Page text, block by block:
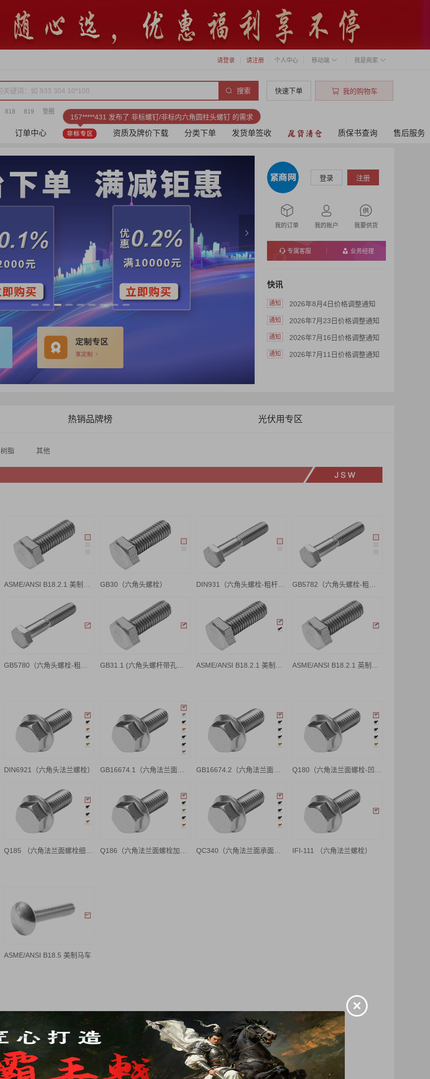
请登录 请注册 个人中心 移动端 我是商家
搜索 快速下单 我的购物车
818 819 垫圈
订单中心
157*****431 发布了 非标螺钉/非标内六角圆柱头螺钉 的需求
资质及牌价下载 分类下单 发货单签收 质保书查询 售后服务
登录 注册
我的订单 我的账户 我要供货
专属客服 业务经理
快讯
通知 2026年8月4日价格调整通知
通知 2026年7月23日价格调整通知
通知 2026年7月16日价格调整通知
通知 2026年7月11日价格调整通知
热销品牌榜 光伏用专区
树脂 其他
GB30（六角头螺栓）
DIN6921（六角头法兰螺栓）
IFI-111 （六角法兰螺栓）
ASME/ANSI B18.5 美制马车